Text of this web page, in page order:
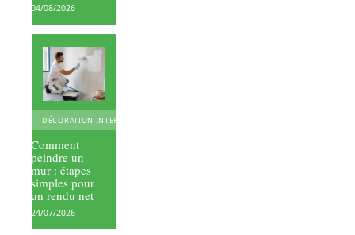
04/08/2026
DÉCORATION INTERIEURE
Comment
peindre un
mur : étapes
simples pour
un rendu net
24/07/2026